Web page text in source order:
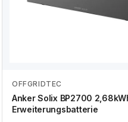
Anbieter vergleichen
OFFGRIDTEC
Anker Solix BP2700
Erweiterungsbatterie